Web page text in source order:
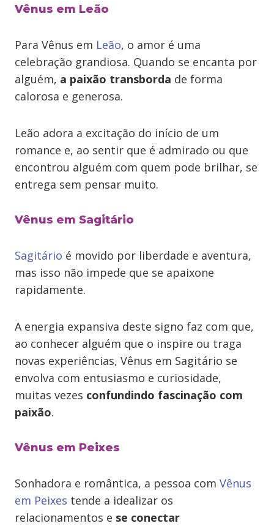
Vênus em Leão
Para Vênus em Leão, o amor é uma
celebração grandiosa. Quando se encanta por
alguém, a paixão transborda de forma
calorosa e generosa.
Leão adora a excitação do início de um
romance e, ao sentir que é admirado ou que
encontrou alguém com quem pode brilhar, se
entrega sem pensar muito.
Vênus em Sagitário
Sagitário é movido por liberdade e aventura,
mas isso não impede que se apaixone
rapidamente.
A energia expansiva deste signo faz com que,
ao conhecer alguém que o inspire ou traga
novas experiências, Vênus em Sagitário se
envolva com entusiasmo e curiosidade,
muitas vezes confundindo fascinação com
paixão.
Vênus em Peixes
Sonhadora e romântica, a pessoa com Vênus
em Peixes tende a idealizar os
relacionamentos e se conectar